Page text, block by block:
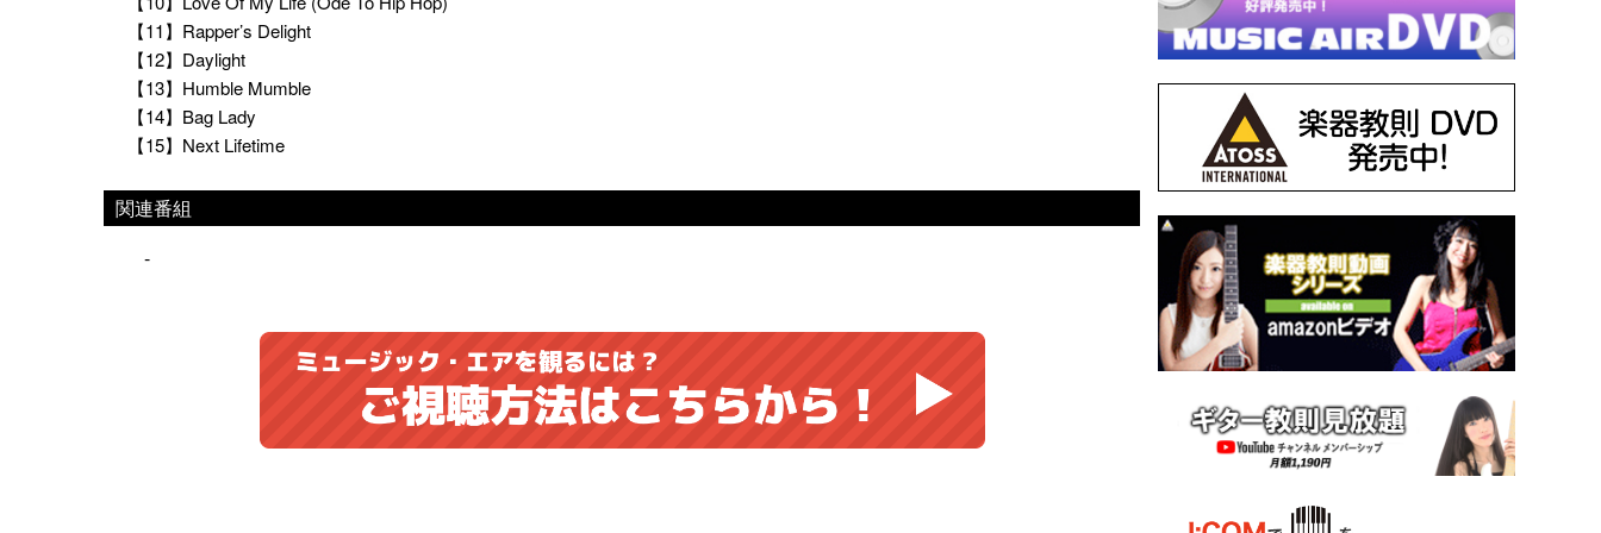
【11】Rapper’s Delight
【12】Daylight
【13】Humble Mumble
【14】Bag Lady
【15】Next Lifetime
関連番組
-